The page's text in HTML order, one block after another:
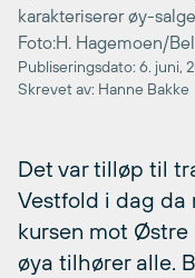
karakteriserer øy-
Foto:H. Hagemoen/
Publiseringsdato: 6. juni,
Skrevet av: Hanne Bakke
Det var tilløp til
Vestfold i dag da
kursen mot
øya tilhører alle.